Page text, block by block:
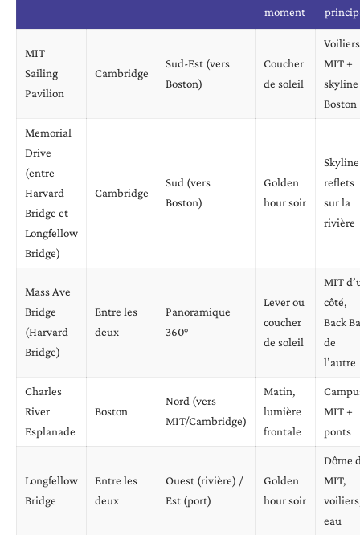
moment
MIT
Sailing
Pavilion
Cambridge
Sud-Est (vers
Boston)
Coucher
de soleil
Voiliers
MIT +
skyline
Boston
Memorial
Drive
(entre
Harvard
Bridge et
Longfellow
Bridge)
Cambridge
Sud (vers
Boston)
Golden
hour soir
reflets
sur la
rivière
Mass Ave
Bridge
(Harvard
Bridge)
Entre les
deux
Panoramique
360°
Lever ou
coucher
de soleil
MIT
côté,
Back
de
l’autre
Charles
River
Esplanade
Boston
Nord (vers
MIT/Cambridge)
Matin,
lumière
frontale
MIT +
ponts
Longfellow
Bridge
Entre les
deux
Ouest (rivière) /
Est (port)
Golden
hour soir
Dôme
MIT,
eau